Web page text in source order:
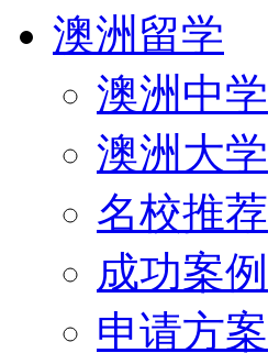
澳洲留学
澳洲中学
澳洲大学
名校推荐
成功案例
申请方案